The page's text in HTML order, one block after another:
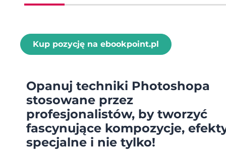
Kup pozycję na ebookpoint.pl
Opanuj techniki Photoshopa
stosowane przez
profesjonalistów, by tworzyć
fascynujące kompozycje,
specjalne i nie tylko!